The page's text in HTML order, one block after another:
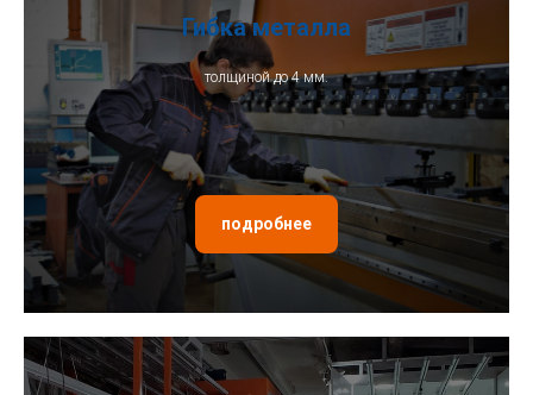
Гибка металла
толщиной до 4 мм.
подробнее